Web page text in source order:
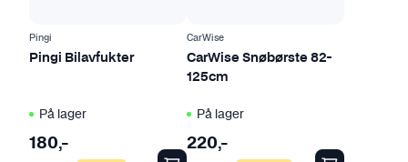
Pingi
Pingi Bilavfukter
På lager
180,-
CarWise
CarWise Snøbørste 82-
125cm
På lager
220,-